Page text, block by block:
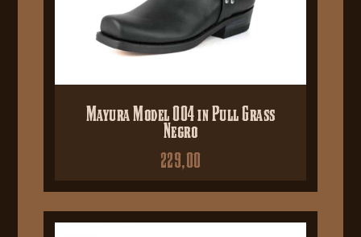
Mayura Model 004 in Pull Grass
Negro
229,00